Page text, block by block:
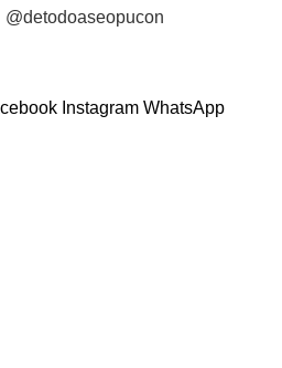
@detodoaseopucon
Instagram WhatsApp